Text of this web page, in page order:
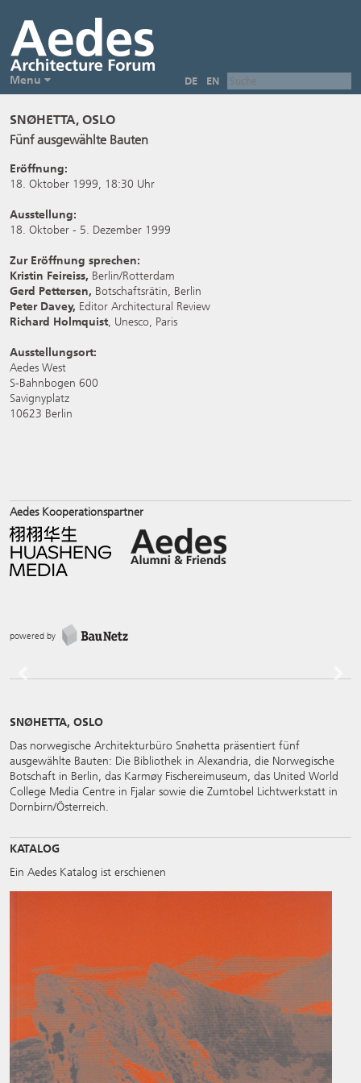
DE EN
Menu
SNØHETTA, OSLO
Fünf ausgewählte Bauten
Eröffnung:
18. Oktober 1999, 18:30 Uhr
Ausstellung:
18. Oktober - 5. Dezember 1999
Zur Eröffnung sprechen:
Kristin Feireiss, Berlin/Rotterdam
Gerd Pettersen, Botschaftsrätin, Berlin
Peter Davey, Editor Architectural Review
Richard Holmquist, Unesco, Paris
Ausstellungsort:
Aedes West
S-Bahnbogen 600
Savignyplatz
10623 Berlin
Aedes Kooperationspartner
powered by
SNØHETTA, OSLO
Das norwegische Architekturbüro Snøhetta präsentiert fünf
ausgewählte Bauten: Die Bibliothek in Alexandria, die Norwegische
Botschaft in Berlin, das Karmøy Fischereimuseum, das United World
College Media Centre in Fjalar sowie die Zumtobel Lichtwerkstatt in
Dornbirn/Österreich.
KATALOG
Ein Aedes Katalog ist erschienen